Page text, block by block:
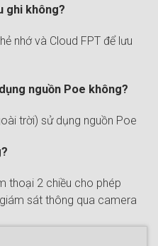
ghi không?
nhớ và Cloud FPT để lưu
nguồn Poe không?
trời) sử dụng nguồn Poe
thoại 2 chiều cho phép
sát thông qua camera